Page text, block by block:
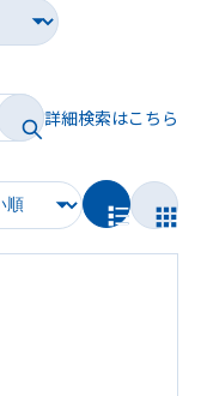
詳細検索はこちら